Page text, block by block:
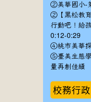
②美華國小-
②【黑松教
行動吧！給
0:12-0:29
④桃市美華
⑤臺美生態
量再創佳績
校務行政